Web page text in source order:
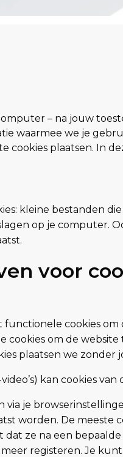
– na jouw
waarmee we je
cookies plaatsen. In
kleine bestanden
op je computer.
voor
cookies om
cookies om de
plaatsen we
kan cookies
via je
worden. De meeste
ze na een
registeren. Je